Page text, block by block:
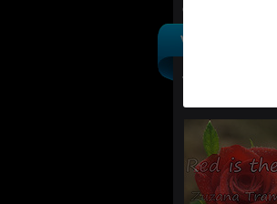
Ostatní
VÝROBCI
Výpis podle výrobců